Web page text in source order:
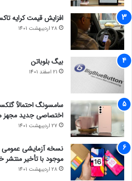
افزایش قیمت کرایه
28 اردیبهشت 1401
بیگ بلوباتن
21 اسفند 1401
اختصاصی جدید مجهز
27 اردیبهشت 1401
موجود با تأخیر
28 اردیبهشت 1401